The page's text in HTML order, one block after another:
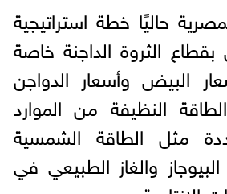
حاليًا خطة استراتيجية
الثروة الداجنة خاصة
البيض وأسعار الدواجن
النظيفة من الموارد
مثل الطاقة الشمسية
والغاز الطبيعي في